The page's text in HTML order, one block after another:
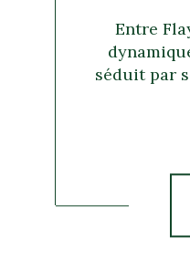
Entre
séduit par